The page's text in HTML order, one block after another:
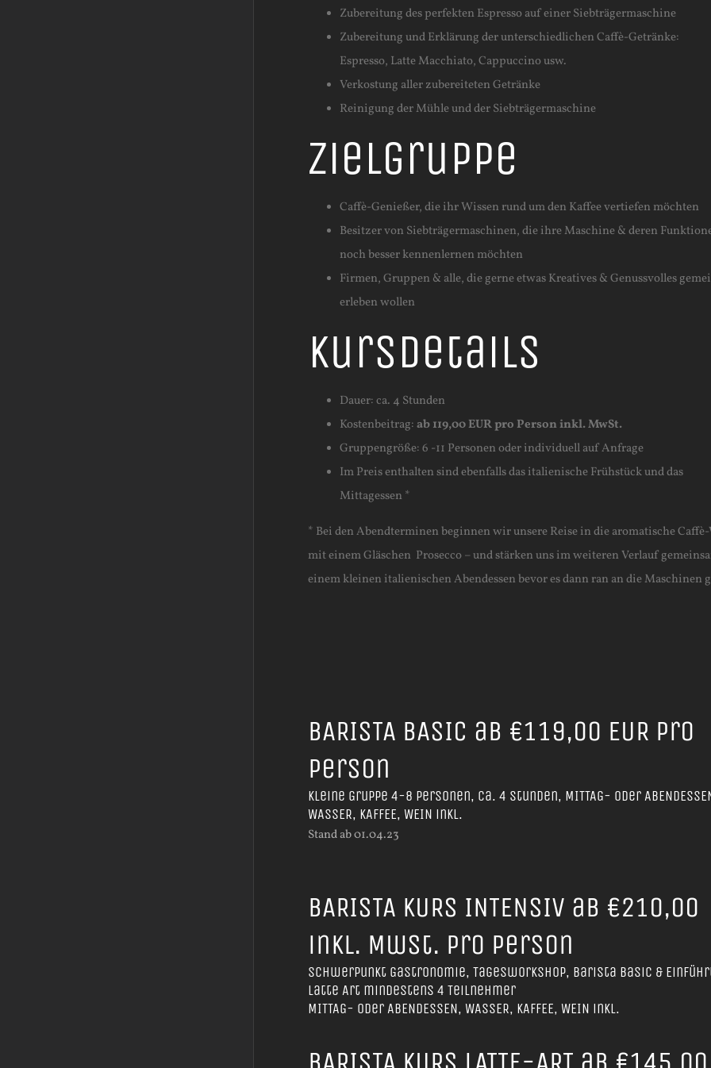
Zubereitung des perfekten Espresso auf einer Siebträgermaschine
Zubereitung und Erklärung der unterschiedlichen Caffè-Getränke:
Espresso, Latte Macchiato, Cappuccino usw.
Verkostung aller zubereiteten Getränke
Reinigung der Mühle und der Siebträgermaschine
Zielgruppe
Caffè-Genießer, die ihr Wissen rund um den Kaffee vertiefen möchten
Besitzer von Siebträgermaschinen, die ihre Maschine & deren
noch besser kennenlernen möchten
Firmen, Gruppen & alle, die gerne etwas Kreatives & Genussvolles
erleben wollen
Kursdetails
Dauer: ca. 4 Stunden
Kostenbeitrag:ab 119,00 EUR pro Person inkl. MwSt.
Gruppengröße: 6 -11 Personen oder individuell auf Anfrage
Im Preis enthalten sind ebenfalls das italienische Frühstück und das
Mittagessen *
* Bei den Abendterminen beginnen wir unsere Reise in die aromatische
mit einem Gläschen Prosecco – und stärken uns im weiteren Verlauf
einem kleinen italienischen Abendessen bevor es dann ran an die Maschinen
BARISTA BASIC ab €119,00 EUR pro
Person
Kleine Gruppe 4-8 Personen, ca. 4 Stunden, MITTAG- oder
WASSER, KAFFEE, WEIN inkl.
Stand ab 01.04.23
BARISTA KURS INTENSIV ab €210,00
inkl. MwSt. pro Person
Schwerpunkt Gastronomie, Tagesworkshop, Barista Basic &
Latte Art mindestens 4 Teilnehmer
MITTAG- oder ABENDESSEN, WASSER, KAFFEE, WEIN inkl.